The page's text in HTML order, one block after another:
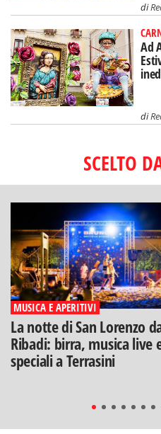
di
Ad
di
SCELTO
MUSICA E APERITIVI
La notte di San Lorenzo
Ribadi: birra, musica live
speciali a Terrasini